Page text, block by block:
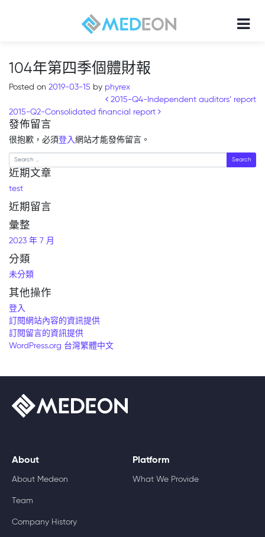
104年第四季個體財報
Posted on 2019-03-15 by phyrex
2015-Q4-Independent auditors’ report
2015-Q2-Consolidated financial report
發佈留言
很抱歉，必須登入網站才能發佈留言。
Search
近期文章
test
近期留言
彙整
2023 年 7 月
分類
未分類
其他操作
登入
訂閱網站內容的資訊提供
訂閱留言的資訊提供
WordPress.org 台灣繁體中文
About
About Medeon
Team
Company History
Platform
What We Provide